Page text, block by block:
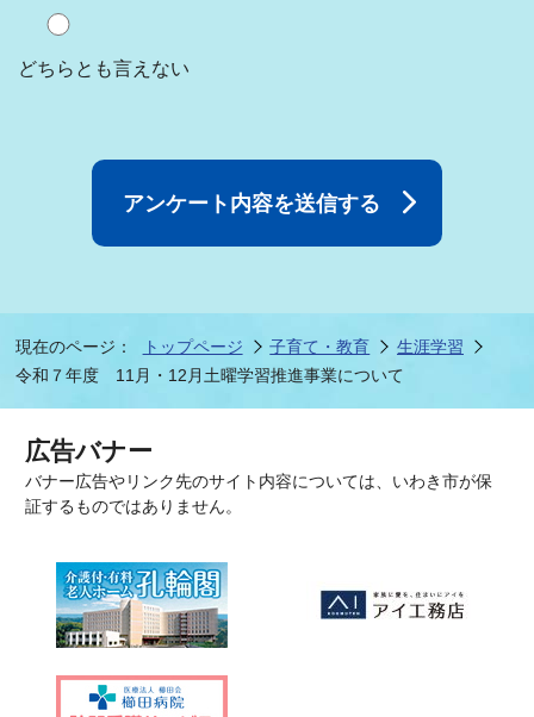
どちらとも言えない
現在のページ： トップページ 子育て・教育
生涯学習
令和７年度 11月・12月土曜学習推進事業について
広告バナー
バナー広告やリンク先のサイト内容については、いわき市が保
証するものではありません。